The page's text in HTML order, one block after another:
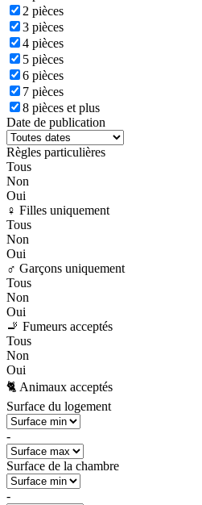
2 pièces
3 pièces
4 pièces
5 pièces
6 pièces
7 pièces
8 pièces et plus
Date de publication
Règles particulières
Tous
Non
Oui
♀️ Filles uniquement
Tous
Non
Oui
♂️ Garçons uniquement
Tous
Non
Oui
🚬 Fumeurs acceptés
Tous
Non
Oui
🐈 Animaux acceptés
Surface du logement
-
Surface de la chambre
-